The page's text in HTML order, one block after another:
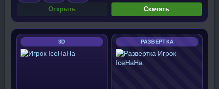
Открыть Скачать
3D РАЗВЕРТКА